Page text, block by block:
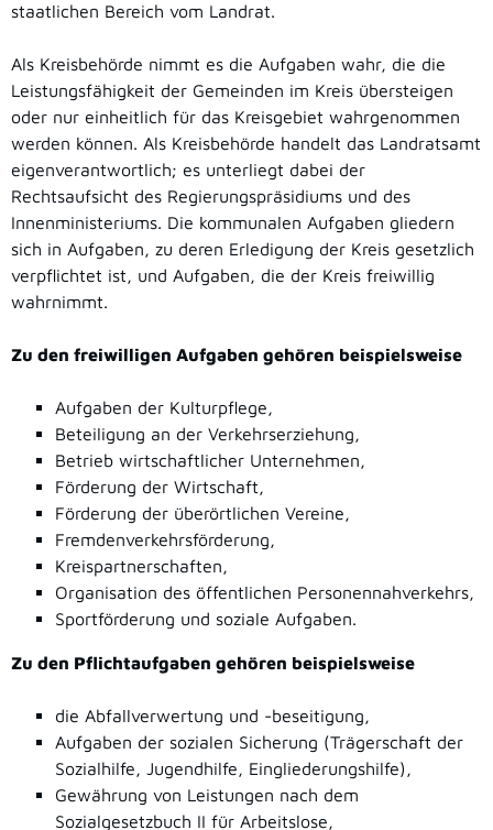
staatlichen Bereich vom Landrat.
Als Kreisbehörde nimmt es die Aufgaben wahr, die die
Leistungsfähigkeit der Gemeinden im Kreis übersteigen
oder nur einheitlich für das Kreisgebiet wahrgenommen
werden können. Als Kreisbehörde handelt das Landratsamt
eigenverantwortlich; es unterliegt dabei der
Rechtsaufsicht des Regierungspräsidiums und des
Innenministeriums. Die kommunalen Aufgaben gliedern
sich in Aufgaben, zu deren Erledigung der Kreis gesetzlich
verpflichtet ist, und Aufgaben, die der Kreis freiwillig
wahrnimmt.
Zu den freiwilligen Aufgaben gehören beispielsweise
Aufgaben der Kulturpflege,
Beteiligung an der Verkehrserziehung,
Betrieb wirtschaftlicher Unternehmen,
Förderung der Wirtschaft,
Förderung der überörtlichen Vereine,
Fremdenverkehrsförderung,
Kreispartnerschaften,
Organisation des öffentlichen Personennahverkehrs,
Sportförderung und soziale Aufgaben.
Zu den Pflichtaufgaben gehören beispielsweise
die Abfallverwertung und -beseitigung,
Aufgaben der sozialen Sicherung (Trägerschaft der
Sozialhilfe, Jugendhilfe, Eingliederungshilfe),
Gewährung von Leistungen nach dem
Sozialgesetzbuch II für Arbeitslose,